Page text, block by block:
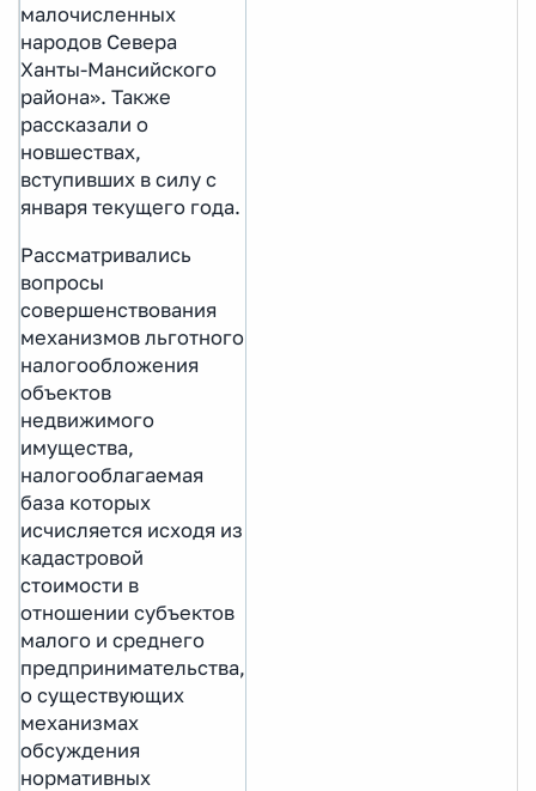
малочисленных
народов Севера
Ханты-Мансийского
района». Также
рассказали о
новшествах,
вступивших в силу с
января текущего года.
Рассматривались
вопросы
совершенствования
механизмов льготного
налогообложения
объектов
недвижимого
имущества,
налогооблагаемая
база которых
исчисляется исходя из
кадастровой
стоимости в
отношении субъектов
малого и среднего
предпринимательства,
о существующих
механизмах
обсуждения
нормативных